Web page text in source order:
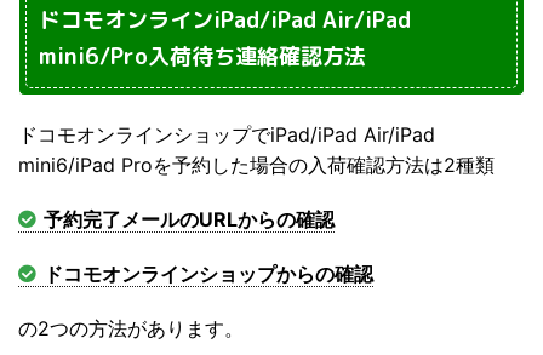
ドコモオンラインiPad/iPad Air/iPad
mini6/Pro入荷待ち連絡確認方法
ドコモオンラインショップでiPad/iPad Air/iPad
mini6/iPad Proを予約した場合の入荷確認方法は2種類
予約完了メールのURLからの確認
ドコモオンラインショップからの確認
の2つの方法があります。